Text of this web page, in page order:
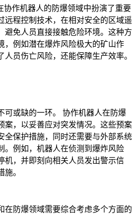
协作机器人的防爆领域中扮演了重要
远程控制技术，在相对安全的区域遥
避免人员直接接触危险环境。这种方
，例如潜在爆炸风险极大的矿山作
人员伤亡风险，还能保障生产效率。
可或缺的一环。 协作机器人在防爆
案，以妥善应对突发情况。这些预案
全保护措施，同时还需要与外部系统
。例如，机器人在侦测到爆炸风险
机，并即刻向相关人员发出警示信
。
在防爆领域需要综合考虑多个方面的